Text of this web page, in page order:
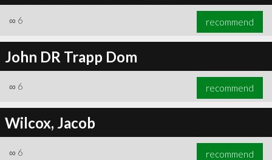
∞ 6 recommend
John DR Trapp Dom
∞ 6 recommend
Wilcox, Jacob
∞ 6 recommend